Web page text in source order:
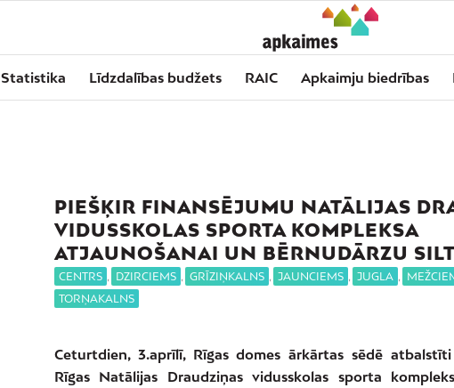
Statistika Līdzdalības budžets RAIC Apkaimju biedrības
PIEŠĶIR FINANSĒJUMU NATĀLIJAS
VIDUSSKOLAS SPORTA KOMPLEKSA
ATJAUNOŠANAI UN BĒRNUDĀRZU
CENTRS , DZIRCIEMS , GRĪZIŅKALNS , JAUNCIEMS , JUGLA ,
TORŅAKALNS
Ceturtdien, 3.aprīlī, Rīgas domes ārkārtas sēdē
Rīgas Natālijas Draudziņas vidusskolas sporta